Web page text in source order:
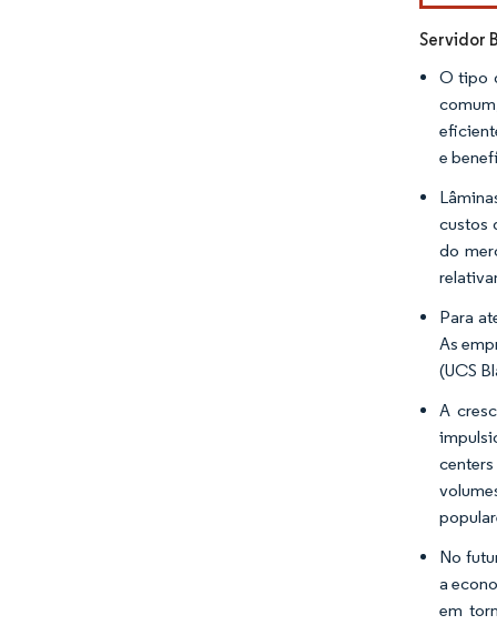
Servidor
O tipo
e
custos
do
Para
As
(UCS
A
No
a
em